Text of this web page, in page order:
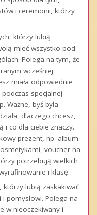
i ceremonii, którzy
którzy lubią
mieć wszystko pod
Polega na tym, że
wcześniej
miała odpowiednie
specjalnej
Ważne, byś była
dlaczego chcesz,
i co dla ciebie znaczy.
prezent, np. album
voucher na
potrzebują wielkich
i klasę.
lubią zaskakiwać
pomysłowi. Polega na
w nieoczekiwany i